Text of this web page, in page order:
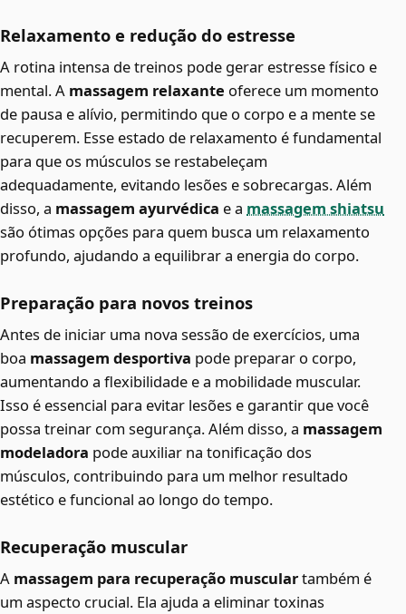
Relaxamento e redução do estresse
A rotina intensa de treinos pode gerar estresse físico e
mental. A massagem relaxante oferece um momento
de pausa e alívio, permitindo que o corpo e a mente se
recuperem. Esse estado de relaxamento é fundamental
para que os músculos se restabeleçam
adequadamente, evitando lesões e sobrecargas. Além
disso, a massagem ayurvédica e a massagem shiatsu
são ótimas opções para quem busca um relaxamento
profundo, ajudando a equilibrar a energia do corpo.
Preparação para novos treinos
Antes de iniciar uma nova sessão de exercícios, uma
boa massagem desportiva pode preparar o corpo,
aumentando a flexibilidade e a mobilidade muscular.
Isso é essencial para evitar lesões e garantir que você
possa treinar com segurança. Além disso, a massagem
modeladora pode auxiliar na tonificação dos
músculos, contribuindo para um melhor resultado
estético e funcional ao longo do tempo.
Recuperação muscular
A massagem para recuperação musculartambém é
um aspecto crucial. Ela ajuda a eliminar toxinas